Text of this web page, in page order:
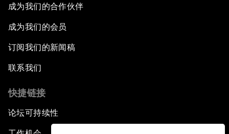
成为我们的合作伙伴
成为我们的会员
订阅我们的新闻稿
联系我们
快捷链接
论坛可持续性